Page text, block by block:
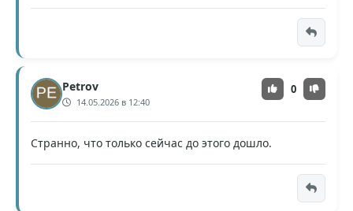
Petrov
14.05.2026 в 12:40
0
Странно, что только сейчас до этого дошло.